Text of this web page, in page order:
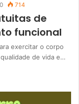
0 714
de
funcional
exercitar o corpo
de vida e…